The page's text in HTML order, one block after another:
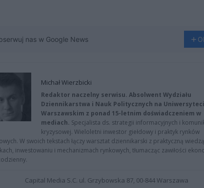
nas w Google News
Michał Wierzbicki
Redaktor naczelny serwisu. Absolwent Wydziału
Dziennikarstwa i Nauk Politycznych na
Warszawskim z ponad 15-letnim doświadczeniem w
mediach. Specjalista ds. strategii informacyjnych i
kryzysowej. Wieloletni inwestor giełdowy i praktyk rynków
W swoich tekstach łączy warsztat dziennikarski z praktyczną
inwestowaniu i mechanizmach rynkowych, tłumacząc zawiłości
Capital Media S.C. ul. Grzybowska 87, 00-844 Warszawa